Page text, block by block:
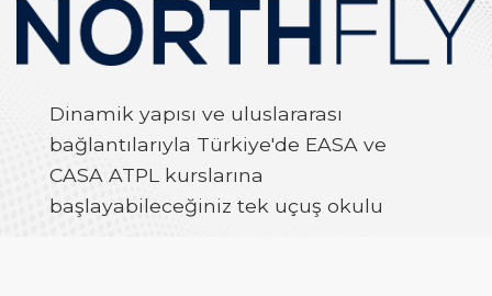
Dinamik yapısı ve uluslararası
bağlantılarıyla Türkiye'de EASA ve
CASA ATPL kurslarına
başlayabileceğiniz tek uçuş okulu